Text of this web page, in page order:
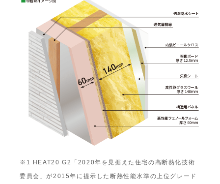
※1 HEAT20 G2「2020年を見据えた住宅の高断熱化技術
委員会」が2015年に提示した断熱性能水準の上位グレード